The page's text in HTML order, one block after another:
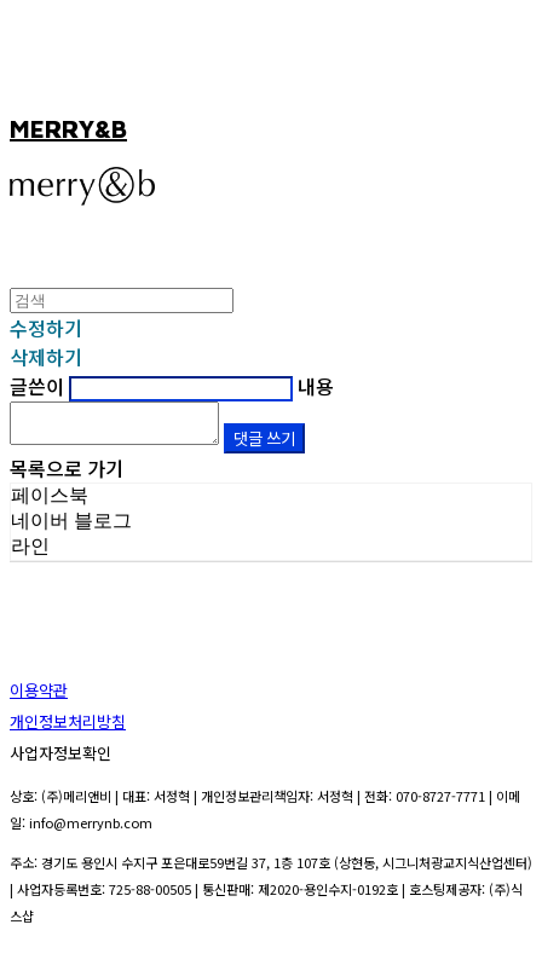
MERRY&B
수정하기
삭제하기
글쓴이
내용
댓글 쓰기
목록으로 가기
페이스북
네이버 블로그
라인
이용약관
개인정보처리방침
사업자정보확인
상호: (주)메리앤비 | 대표: 서정혁 | 개인정보관리책임자: 서정혁 | 전화: 070-8727-7771 | 이메
일: info@merrynb.com
주소: 경기도 용인시 수지구 포은대로59번길 37, 1층 107호 (상현동, 시그니처광교지식산업센터)
| 사업자등록번호:725-88-00505| 통신판매:제2020-용인수지-0192호| 호스팅제공자: (주)식
스샵